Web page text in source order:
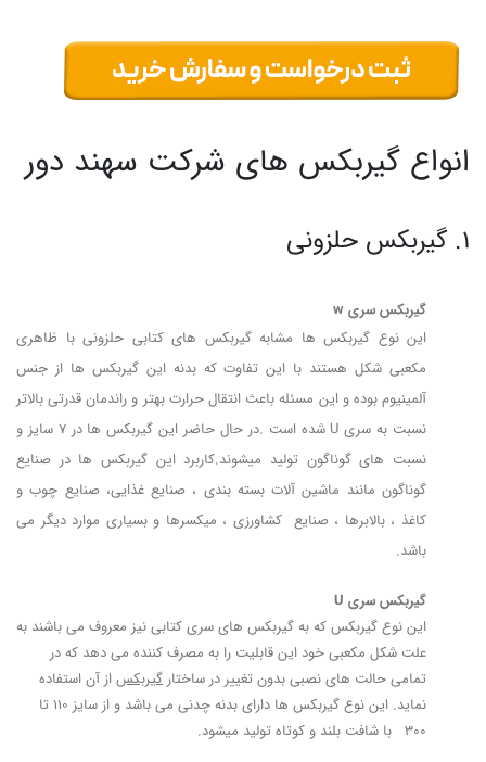
انواع گیربکس های شرکت سهند دور
1. گیربکس حلزونی
گیربکس سری w
این نوع گیربکس ها مشابه گیربکس های کتابی حلزونی با ظاهری
مکعبی شکل هستند با این تفاوت که بدنه این گیربکس ها از جنس
آلمینیوم بوده و این مسئله باعث انتقال حرارت بهتر و راندمان قدرتی بالاتر
نسبت به سری U شده است .در حال حاضر این گیربکس ها در 7 سایز و
نسبت های گوناگون تولید میشوند.کاربرد این گیربکس ها در صنایع
گوناگون مانند ماشین آلات بسته بندی ، صنایع غذایی، صنایع چوب و
کاغذ ، بالابرها ، صنایع کشاورزی ، میکسرها و بسیاری موارد دیگر می
باشد.
گیربکس سری U
این نوع گیربکس که به گیربکس های سری کتابی نیز معروف می باشند به
علت شکل مکعبی خود این قابلیت را به مصرف کننده می دهد که در
تمامی حالت های نصبی بدون تغییر در ساختار گیربکساز آن استفاده
نماید. این نوع گیربکس ها دارای بدنه چدنی می باشد و از سایز 110 تا
300 با شافت بلند و کوتاه تولید میشود.